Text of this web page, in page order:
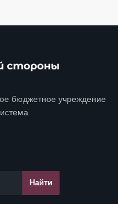
бюджетное учреждение